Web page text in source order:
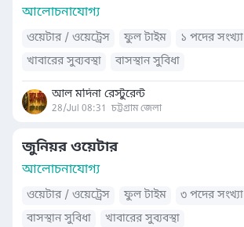
আলোচনাযোগ্য
ওয়েটার / ওয়েট্রেস ফুল টাইম
১ পদের সংখ্যা
খাবারের সুব্যবস্থা
বাসস্থান সুবিধা
আল মদিনা রেস্টুরেন্ট
28/Jul 08:31 চট্টগ্রাম জেলা
জুনিয়র ওয়েটার
আলোচনাযোগ্য
ওয়েটার / ওয়েট্রেস ফুল টাইম ৩ পদের সংখ্যা
বাসস্থান সুবিধা
খাবারের সুব্যবস্থা